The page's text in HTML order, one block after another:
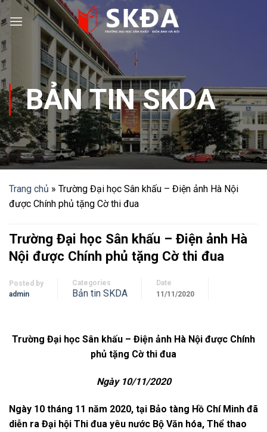
Skip
to
content
BẢN TIN SKDA
Trang chủ » Trường Đại học Sân khấu – Điện ảnh Hà Nội
được Chính phủ tặng Cờ thi đua
Trường Đại học Sân khấu – Điện ảnh Hà
Nội được Chính phủ tặng Cờ thi đua
Posted by
admin
Categories
Bản tin SKDA
Date
11/11/2020
Trường Đại học Sân khấu – Điện ảnh Hà Nội được Chính
phủ tặng Cờ thi đua
Ngày 10/11/2020
Ngày 10 tháng 11 năm 2020, tại Bảo tàng Hồ Chí Minh đã
diễn ra Đại hội Thi đua yêu nước Bộ Văn hóa, Thể thao